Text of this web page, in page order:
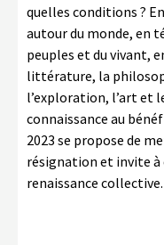
quelles conditions ?
autour du monde, en
peuples et du vivant,
littérature, la
l’exploration, l’art et
connaissance au
2023 se propose de
résignation et invite à
renaissance collective.